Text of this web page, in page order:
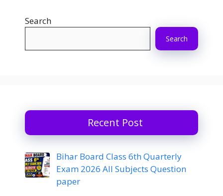
Search
Search
Recent Post
Bihar Board Class 6th Quarterly
Exam 2026 All Subjects Question
paper